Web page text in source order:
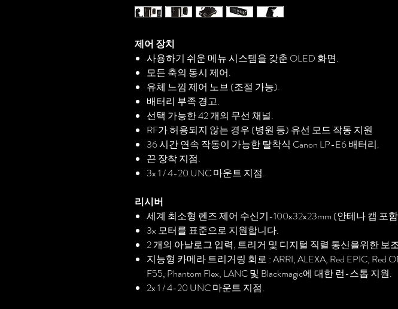
제어 장치
사용하기 쉬운 메뉴 시스템을 갖춘 OLED 화면.
모든 축의 동시 제어.
유체 느낌 제어 노브 (조절 가능).
배터리 부족 경고.
선택 가능한 42 개의 무선 채널.
RF가 허용되지 않는 경우 (병원 등) 유선 모드 작동 지원
36 시간 연속 작동이 가능한 탈착식 Canon LP-E6 배터리.
끈 장착 지점.
3x 1 / 4-20 UNC 마운트 지점.
리시버
세계 최소형 렌즈 제어 수신기-100x32x23mm (안테나 캡 포함
3x 모터를 표준으로 지원합니다.
2 개의 아날로그 입력, 트리거 및 디지털 직렬 통신을위한 보
지능형 카메라 트리거링 회로 : ARRI, ALEXA, Red EPIC, Red
F55, Phantom Flex, LANC 및 Blackmagic에 대한 런-스톱 지원.
2x 1 / 4-20 UNC 마운트 지점.